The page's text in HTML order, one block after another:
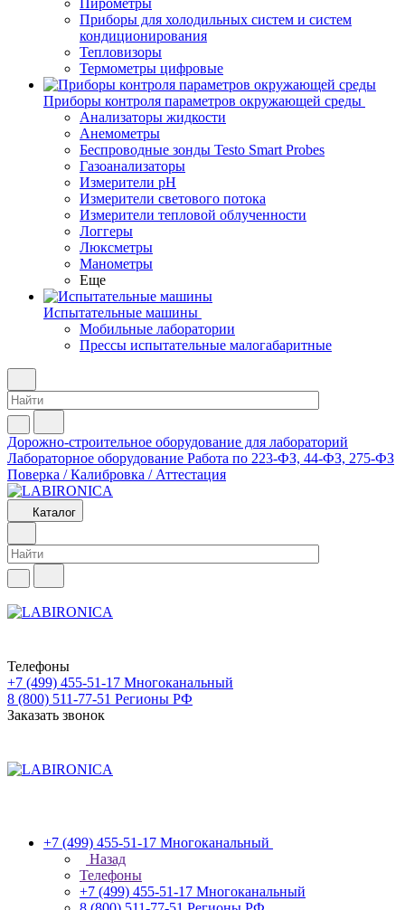
Пирометры
Приборы для холодильных систем и систем
кондиционирования
Тепловизоры
Термометры цифровые
Приборы контроля параметров окружающей среды
Анализаторы жидкости
Анемометры
Беспроводные зонды Testo Smart Probes
Газоанализаторы
Измерители pH
Измерители светового потока
Измерители тепловой облученности
Логгеры
Люксметры
Манометры
Еще
Испытательные машины
Мобильные лаборатории
Прессы испытательные малогабаритные
Дорожно-строительное оборудование для лабораторий
Лабораторное оборудование Работа по 223-ФЗ, 44-ФЗ, 275-ФЗ
Поверка / Калибровка / Аттестация
Каталог
Телефоны
+7 (499) 455-51-17 Многоканальный
8 (800) 511-77-51 Регионы РФ
Заказать звонок
+7 (499) 455-51-17 Многоканальный
Назад
Телефоны
+7 (499) 455-51-17 Многоканальный